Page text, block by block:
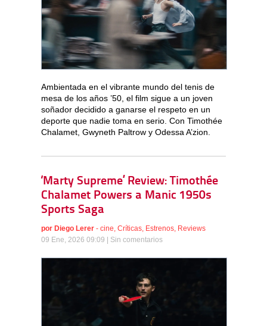
Ambientada en el vibrante mundo del tenis de
mesa de los años ’50, el film sigue a un joven
soñador decidido a ganarse el respeto en un
deporte que nadie toma en serio. Con Timothée
Chalamet, Gwyneth Paltrow y Odessa A’zion.
‘Marty Supreme’ Review: Timothée
Chalamet Powers a Manic 1950s
Sports Saga
por Diego Lerer - cine, Críticas, Estrenos, Reviews
09 Ene, 2026 09:09 | Sin comentarios